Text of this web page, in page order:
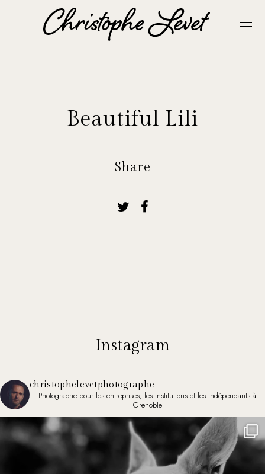
Beautiful Lili
Share
Instagram
christophelevetphotographe
Photographe pour les entreprises, les institutions et les indépendants à
Grenoble